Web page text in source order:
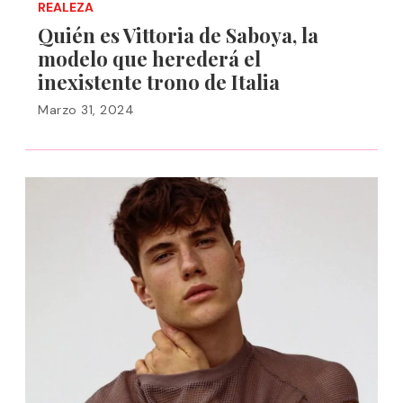
REALEZA
Quién es Vittoria de Saboya, la
modelo que herederá el
inexistente trono de Italia
Marzo 31, 2024